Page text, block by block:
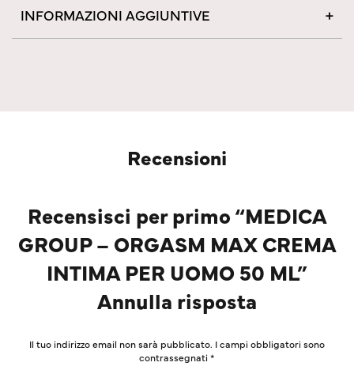
INFORMAZIONI AGGIUNTIVE
Recensioni
Recensisci per primo “MEDICA
GROUP – ORGASM MAX CREMA
INTIMA PER UOMO 50 ML”
Annulla risposta
Il tuo indirizzo email non sarà pubblicato. I campi obbligatori sono
contrassegnati*